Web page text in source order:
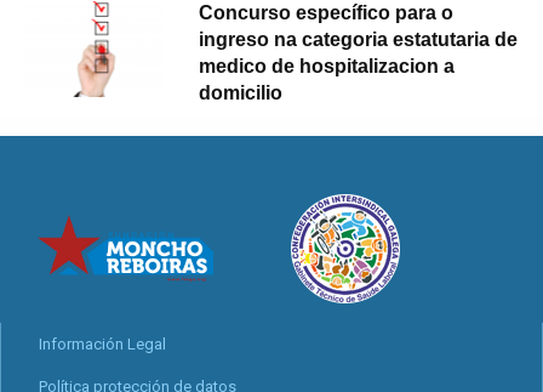
Concurso específico para o
ingreso na categoria estatutaria de
medico de hospitalizacion a
domicilio
Información Legal
Política protección de datos